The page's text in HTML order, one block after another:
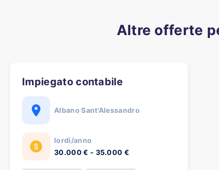
Altre offerte
Impiegato contabile
Albano Sant'Alessandro
lordi/anno
30.000 € - 35.000 €